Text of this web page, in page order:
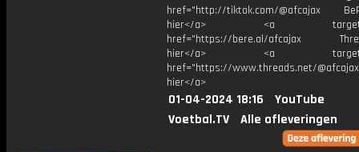
href="http://tiktok.com/@afcajax
hier</a> <a
href="https://bere.al/afcajax
hier</a> <a
href="https://www.threads.net/
hier</a>
01-04-2024 18:16
YouTube
Voetbal.TV
Alle afleveringen